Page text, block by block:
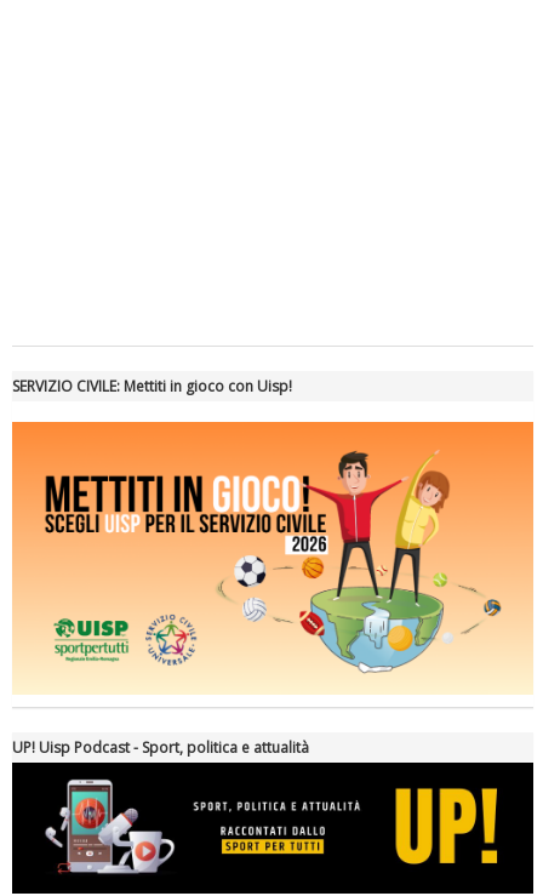
Tiziano Pesce a Radio InBlu2000 traccia il bilancio della stagione
Ddl Lobby, Uisp: “Il Parlamento valorizzi le nostre specificità"
SERVIZIO CIVILE: Mettiti in gioco con Uisp!
UP! Uisp Podcast - Sport, politica e attualità